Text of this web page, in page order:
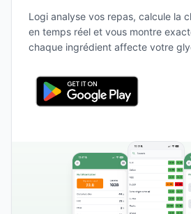
Logi analyse vos repas, calcule la
en temps réel et vous montre
chaque ingrédient affecte votre